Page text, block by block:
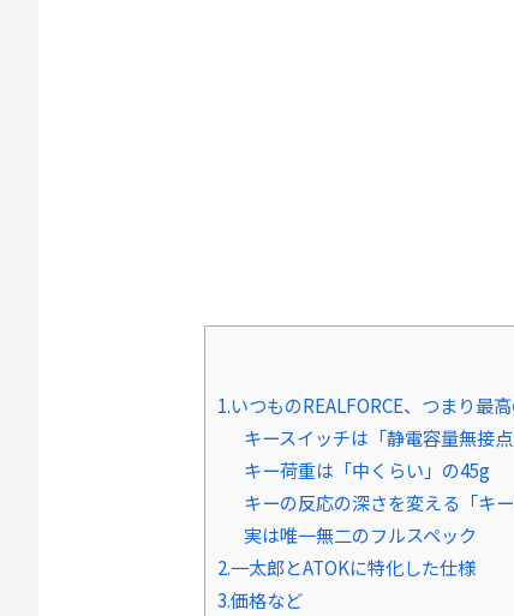
1.いつものREALFORCE、つまり最
キースイッチは「静電容量無接
キー荷重は「中くらい」の45g
キーの反応の深さを変える「キ
実は唯一無二のフルスペック
2.一太郎とATOKに特化した仕様
3.価格など